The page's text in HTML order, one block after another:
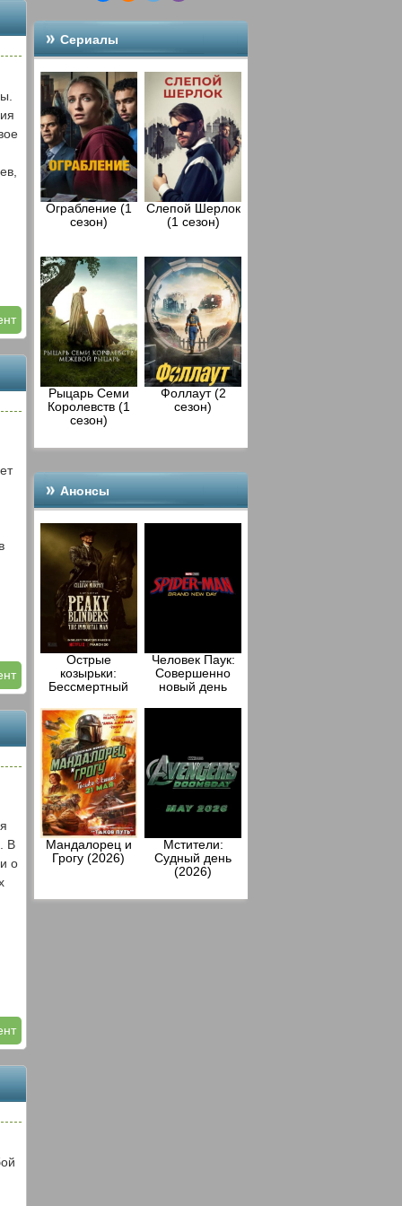
В
о
Сериалы
Ограбление (1
сезон)
Слепой Шерлок
(1 сезон)
Рыцарь Семи
Королевств (1
сезон)
Фоллаут (2
сезон)
Анонсы
Острые
козырьки:
Бессмертный
Человек Паук:
Совершенно
новый день
Мандалорец и
Грогу (2026)
Мстители:
Судный день
(2026)